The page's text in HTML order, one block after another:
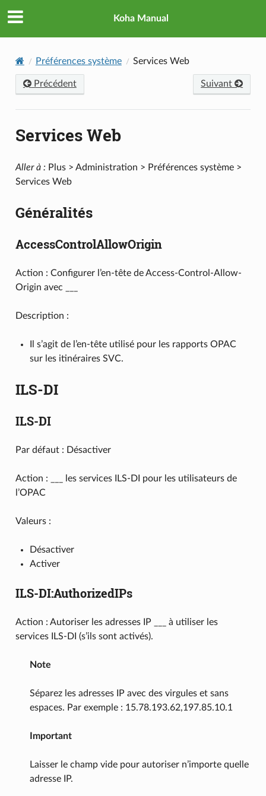
Koha Manual
Préférences système Services Web
Précédent Suivant
Services Web
Aller à :Plus > Administration > Préférences système >
Services Web
Généralités
AccessControlAllowOrigin
Action : Configurer l’en-tête de Access-Control-Allow-
Origin avec ___
Description :
Il s’agit de l’en-tête utilisé pour les rapports OPAC
sur les itinéraires SVC.
ILS-DI
ILS-DI
Par défaut : Désactiver
Action : ___ les services ILS-DI pour les utilisateurs de
l’OPAC
Valeurs :
Désactiver
Activer
ILS-DI:AuthorizedIPs
Action : Autoriser les adresses IP ___ à utiliser les
services ILS-DI (s’ils sont activés).
Note
Séparez les adresses IP avec des virgules et sans
espaces. Par exemple : 15.78.193.62,197.85.10.1
Important
Laisser le champ vide pour autoriser n’importe quelle
adresse IP.